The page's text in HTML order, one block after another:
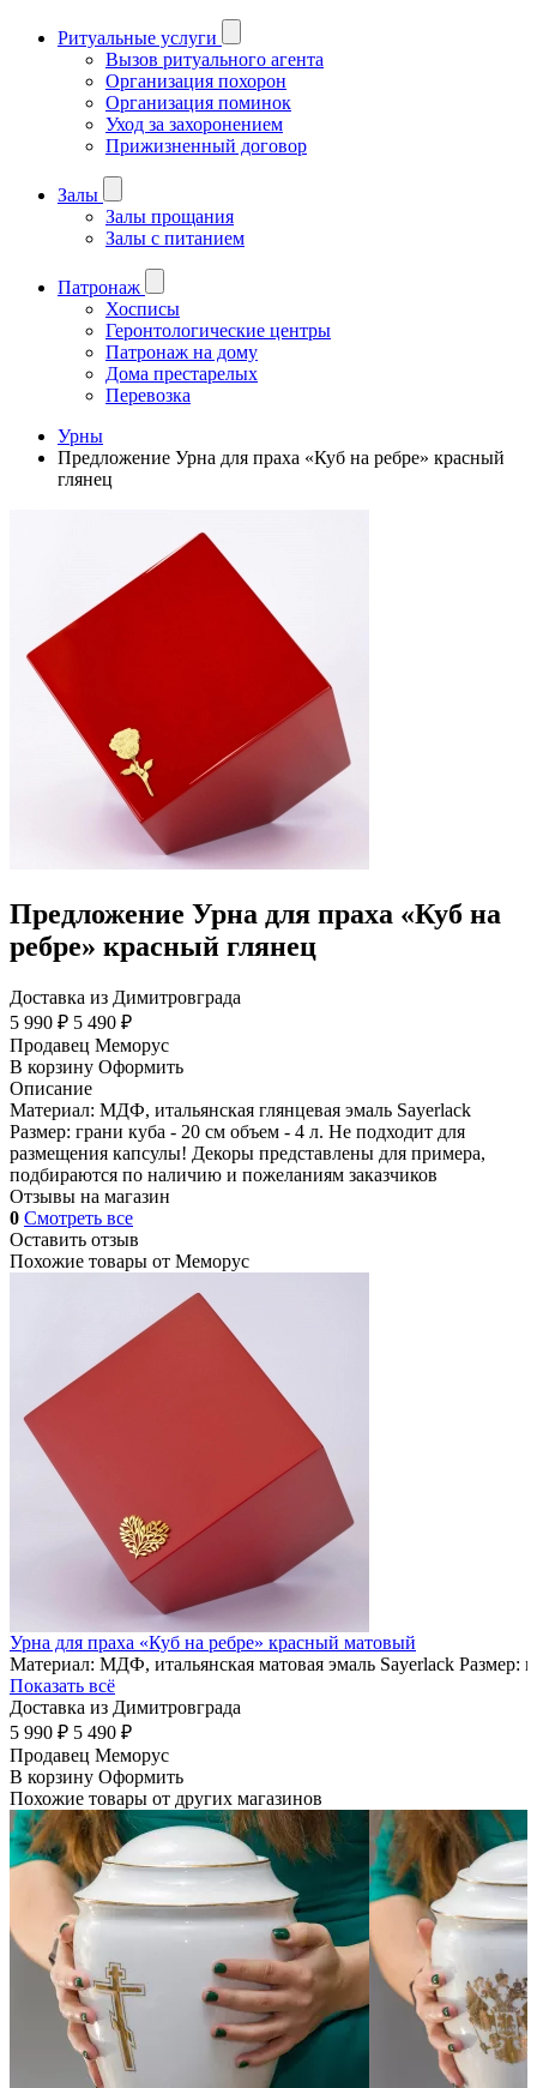
Ритуальные услуги
Вызов ритуального агента
Организация похорон
Организация поминок
Уход за захоронением
Прижизненный договор
Залы
Залы прощания
Залы с питанием
Патронаж
Хосписы
Геронтологические центры
Патронаж на дому
Дома престарелых
Перевозка
Урны
Предложение Урна для праха «Куб на ребре» красный
глянец
Предложение Урна для праха «Куб на
ребре» красный глянец
Доставка из Димитровграда
5 990 ₽ 5 490 ₽
Продавец Меморус
В корзину Оформить
Описание
Материал: МДФ, итальянская глянцевая эмаль Sayerlack
Размер: грани куба - 20 см объем - 4 л. Не подходит для
размещения капсулы! Декоры представлены для примера,
подбираются по наличию и пожеланиям заказчиков
Отзывы на магазин
0 Смотреть все
Оставить отзыв
Похожие товары от Меморус
Урна для праха «Куб на ребре» красный матовый
Материал: МДФ, итальянская матовая эмаль Sayerlack
Показать всё
Доставка из Димитровграда
5 990 ₽ 5 490 ₽
Продавец Меморус
В корзину Оформить
Похожие товары от других магазинов